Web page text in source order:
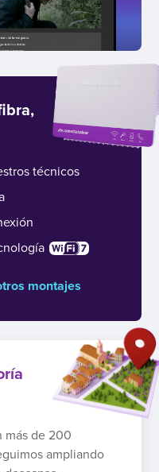
técnicos
montajes
más de 200
ampliando